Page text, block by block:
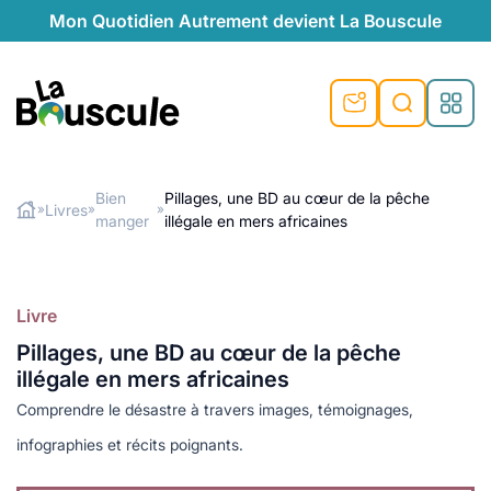
Mon Quotidien Autrement devient La Bouscule
au naturel
végétariennes
locales
plus de recyclage
naturelle
naturel
témoignages
saison
Rechercher
»Livres»
Bien
manger
»
Pillages, une BD au cœur de la pêche
illégale en mers africaines
Livre
Pillages, une BD au cœur de la pêche
illégale en mers africaines
Comprendre le désastre à travers images, témoignages,
infographies et récits poignants.